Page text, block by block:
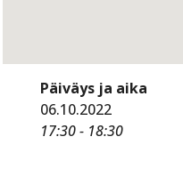
Päiväys ja aika
06.10.2022
17:30 - 18:30